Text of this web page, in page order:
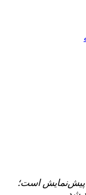
پیش‌نمایش است؛